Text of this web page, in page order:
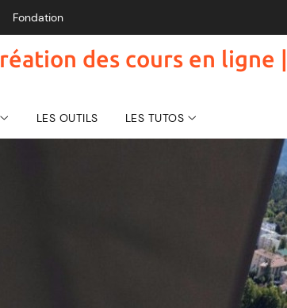
Fondation
des cours en ligne |
LES OUTILS LES TUTOS